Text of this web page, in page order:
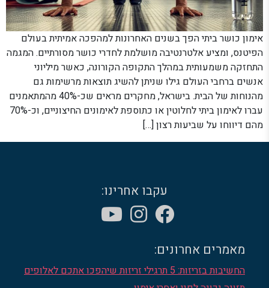
אימון כושר ביתי הפך בשנים האחרונות למהפכה אמיתית בעולם
הפיטנס, ומציע אלטרנטיבה מושלמת לחדרי כושר מסורתיים. המגמה
התחזקה משמעותית במהלך התקופה הקורונה, כאשר מיליוני
אנשים ברחבי העולם גילו שניתן להשיג תוצאות מרשימות גם
מהנוחות של הבית. בישראל, מחקרים מראים שכ-40% מהמתאמנים
עברו לאימון ביתי לחלוטין או כתוספת לאימונים החיצוניים, וכ-70%
מהם דיווחו על שביעות רצון […]
עקבו אחרינו:
מאמרים אחרונים:
החשיבות בזריזות: 5 תרגילי זריזות שיהפכו אתכם לאלופים